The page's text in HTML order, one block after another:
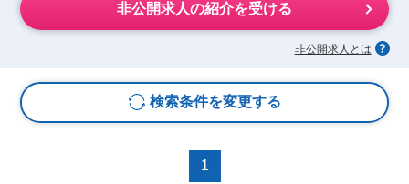
非公開求人の紹介を受ける
非公開求人とは
検索条件を変更する
1